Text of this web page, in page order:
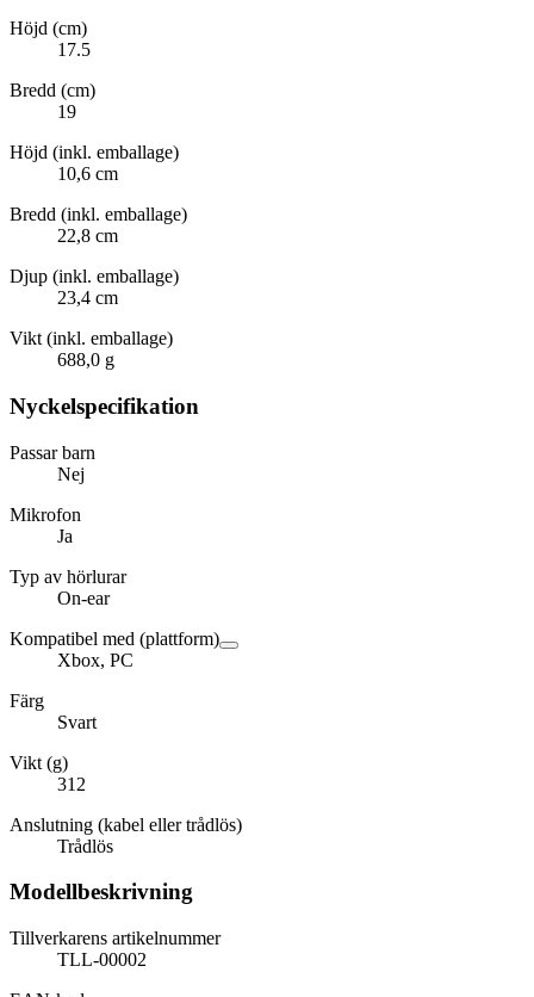
Höjd (cm)
17.5
Bredd (cm)
19
Höjd (inkl. emballage)
10,6 cm
Bredd (inkl. emballage)
22,8 cm
Djup (inkl. emballage)
23,4 cm
Vikt (inkl. emballage)
688,0 g
Nyckelspecifikation
Passar barn
Nej
Mikrofon
Ja
Typ av hörlurar
On-ear
Kompatibel med (plattform)
Xbox, PC
Färg
Svart
Vikt (g)
312
Anslutning (kabel eller trådlös)
Trådlös
Modellbeskrivning
Tillverkarens artikelnummer
TLL-00002